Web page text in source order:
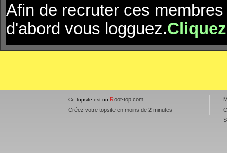
Afin de recruter ces
d'abord vous logguez.
Ce topsite est un Root-top.com
Créez votre topsite en moins de 2 minutes